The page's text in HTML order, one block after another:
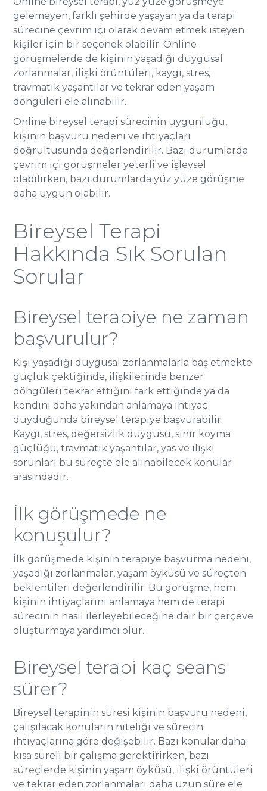
gelemeyen, farklı şehirde yaşayan ya da terapi
sürecine çevrim içi olarak devam etmek isteyen
kişiler için bir seçenek olabilir. Online
görüşmelerde de kişinin yaşadığı duygusal
zorlanmalar, ilişki örüntüleri, kaygı, stres,
travmatik yaşantılar ve tekrar eden yaşam
döngüleri ele alınabilir.
Online bireysel terapi sürecinin uygunluğu,
kişinin başvuru nedeni ve ihtiyaçları
doğrultusunda değerlendirilir. Bazı durumlarda
çevrim içi görüşmeler yeterli ve işlevsel
olabilirken, bazı durumlarda yüz yüze görüşme
daha uygun olabilir.
Bireysel Terapi
Hakkında Sık Sorulan
Sorular
Bireysel terapiye ne zaman
başvurulur?
Kişi yaşadığı duygusal zorlanmalarla baş etmekte
güçlük çektiğinde, ilişkilerinde benzer
döngüleri tekrar ettiğini fark ettiğinde ya da
kendini daha yakından anlamaya ihtiyaç
duyduğunda bireysel terapiye başvurabilir.
Kaygı, stres, değersizlik duygusu, sınır koyma
güçlüğü, travmatik yaşantılar, yas ve ilişki
sorunları bu süreçte ele alınabilecek konular
arasındadır.
İlk görüşmede ne
konuşulur?
İlk görüşmede kişinin terapiye başvurma nedeni,
yaşadığı zorlanmalar, yaşam öyküsü ve süreçten
beklentileri değerlendirilir. Bu görüşme, hem
kişinin ihtiyaçlarını anlamaya hem de terapi
sürecinin nasıl ilerleyebileceğine dair bir çerçeve
oluşturmaya yardımcı olur.
Bireysel terapi kaç seans
sürer?
Bireysel terapinin süresi kişinin başvuru nedeni,
çalışılacak konuların niteliği ve sürecin
ihtiyaçlarına göre değişebilir. Bazı konular daha
kısa süreli bir çalışma gerektirirken, bazı
süreçlerde kişinin yaşam öyküsü, ilişki örüntüleri
ve tekrar eden zorlanmaları daha uzun süre ele